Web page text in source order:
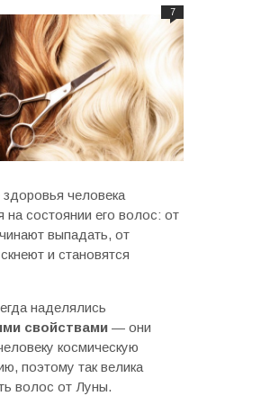
7
человека
на состоянии его волос: от
выпадать, от
и становятся
наделялись
свойствами — они
космическую
поэтому так велика
волос от Луны.